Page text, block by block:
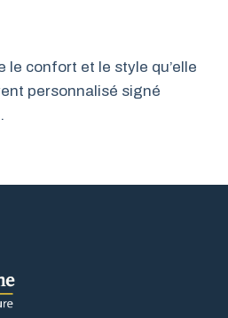
le confort et le style qu’elle
personnalisé signé